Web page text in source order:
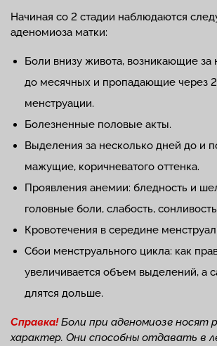
Начиная со 2 стадии наблюдаются
аденомиоза матки:
Боли внизу живота, возникающие за
до месячных и пропадающие через
менструации.
Болезненные половые акты.
Выделения за несколько дней до и
мажущие, коричневатого оттенка.
Проявления анемии: бледность и
головные боли, слабость,
Кровотечения в середине
Сбои менструального цикла: как
увеличивается объем выделений, а
длятся дольше.
Справка!Боли при аденомиозе носят
характер. Они способны отдавать в